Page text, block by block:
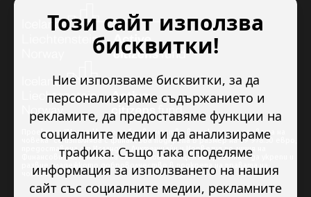
Проектът “Младежкото доброволчество в подкрепа на правата на
човека” се изпълнява с финансова подкрепа в размер на 89 978.50 евро,
предоставена от Исландия, Лихтенщайн и Норвегия по линия на
Финансовия механизъм на ЕИП. Основната цел на проекта е да укрепи и
развие младежкото доброволчество в подкрепа на правата на
човека.
Този сайт използва
бисквитки!
Ние използваме бисквитки, за да
персонализираме съдържанието и
рекламите, да предоставяме функции на
социалните медии и да анализираме
трафика. Също така споделяме
информация за използването на нашия
сайт със социалните медии, рекламните